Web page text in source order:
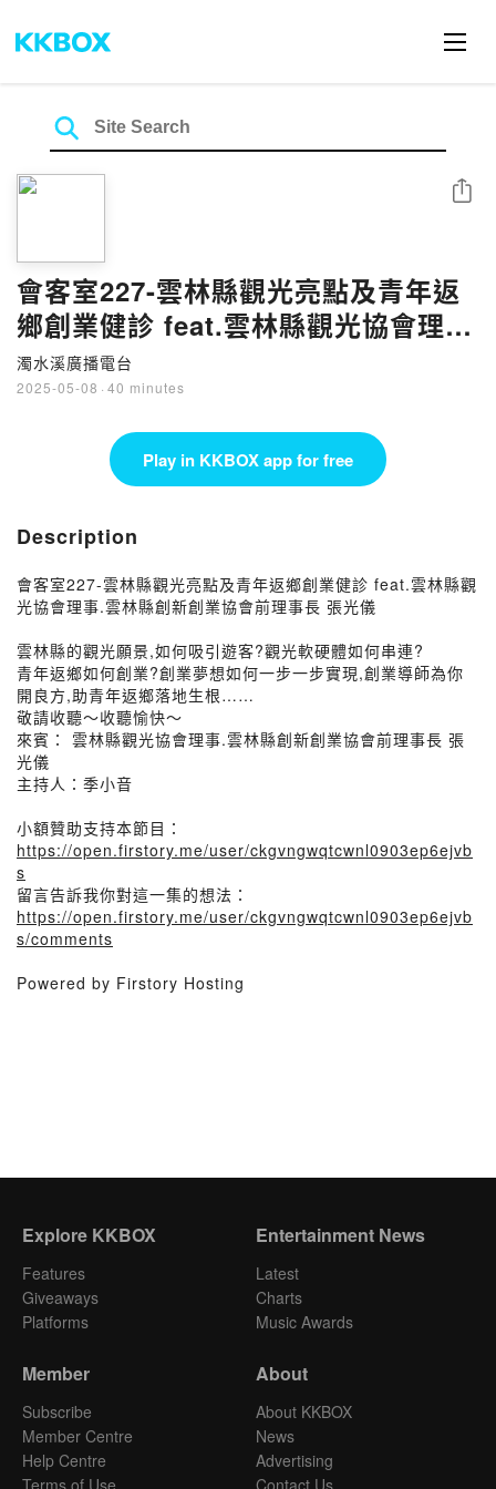
會客室227-雲林縣觀光亮點及青年返
鄉創業健診 feat.雲林縣觀光協會理
事.雲林縣創新創業協會前理事長 張光
儀
濁水溪廣播電台
2025-05-08 · 40 minutes
Share
Play in KKBOX app for free
Description
會客室227-雲林縣觀光亮點及青年返鄉創業健診 feat.雲林縣觀
光協會理事.雲林縣創新創業協會前理事長 張光儀
雲林縣的觀光願景,如何吸引遊客?觀光軟硬體如何串連?
青年返鄉如何創業?創業夢想如何一步一步實現,創業導師為你
開良方,助青年返鄉落地生根……
敬請收聽～收聽愉快～
來賓： 雲林縣觀光協會理事.雲林縣創新創業協會前理事長 張
光儀
主持人：季小音
小額贊助支持本節目：
https://open.firstory.me/user/ckgvngwqtcwnl0903ep6ejvb
s
留言告訴我你對這一集的想法：
https://open.firstory.me/user/ckgvngwqtcwnl0903ep6ejvb
s/comments
Powered by Firstory Hosting
Explore KKBOX
Features
Giveaways
Platforms
Entertainment News
Latest
Charts
Music Awards
Member
Subscribe
Member Centre
Help Centre
Terms of Use
About
About KKBOX
News
Advertising
Contact Us